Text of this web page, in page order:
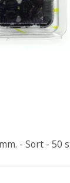
- Sort - 50